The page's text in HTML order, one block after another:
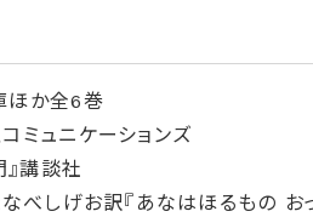
ほか全6巻
ミュニケーションズ
講談社
なべしげお訳『あなはほるもの